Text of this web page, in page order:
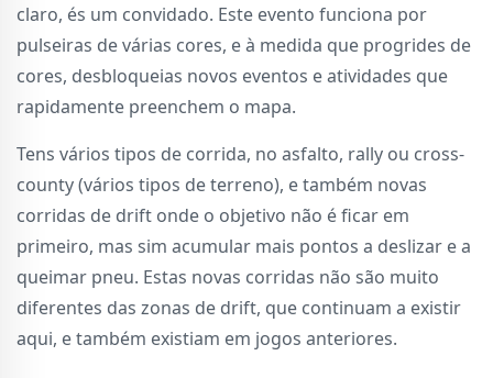
claro, és um convidado. Este evento funciona por
pulseiras de várias cores, e à medida que progrides de
cores, desbloqueias novos eventos e atividades que
rapidamente preenchem o mapa.
Tens vários tipos de corrida, no asfalto, rally ou cross-
county (vários tipos de terreno), e também novas
corridas de drift onde o objetivo não é ficar em
primeiro, mas sim acumular mais pontos a deslizar e a
queimar pneu. Estas novas corridas não são muito
diferentes das zonas de drift, que continuam a existir
aqui, e também existiam em jogos anteriores.